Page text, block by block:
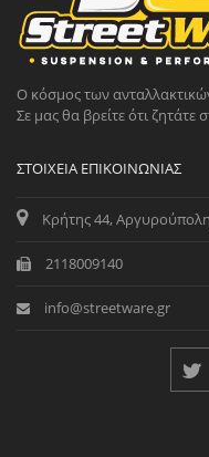
Ο κόσμος των
Σε μας θα βρείτε ότι ζητάτε
ΣΤΟΙΧΕΊΑ ΕΠΙΚΟΙΝΩΝΊΑΣ
Κρήτης 44,
2118009140
info@streetware.gr